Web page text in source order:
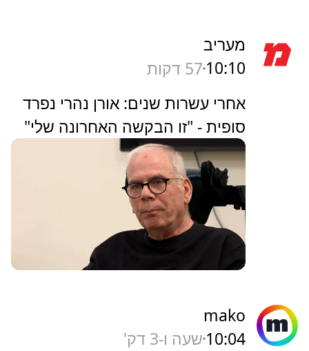
מעריב
10:10 57 דקות
אחרי עשרות שנים: אורן נהרי נפרד
סופית - "זו הבקשה האחרונה שלי"
mako
10:04 שעה ו-3 דק'